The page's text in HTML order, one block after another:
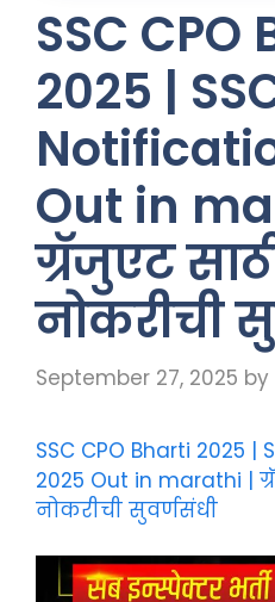
SSC CPO
2025 |
Out in
ग्रॅजुएट
नोकरीची
September 27, 2025 by
SSC CPO Bharti 2025 |
2025 Out in marathi |
नोकरीची सुवर्णसंधी